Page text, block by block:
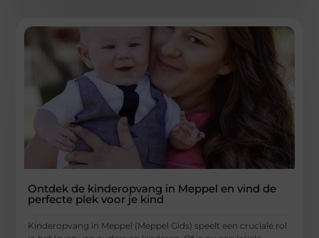
Ontdek de kinderopvang in Meppel en vind de
perfecte plek voor je kind
Kinderopvang in Meppel (Meppel Gids) speelt een cruciale rol